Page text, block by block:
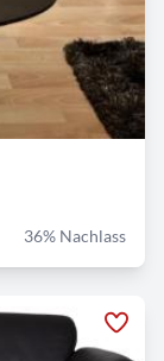
36% Nachlass